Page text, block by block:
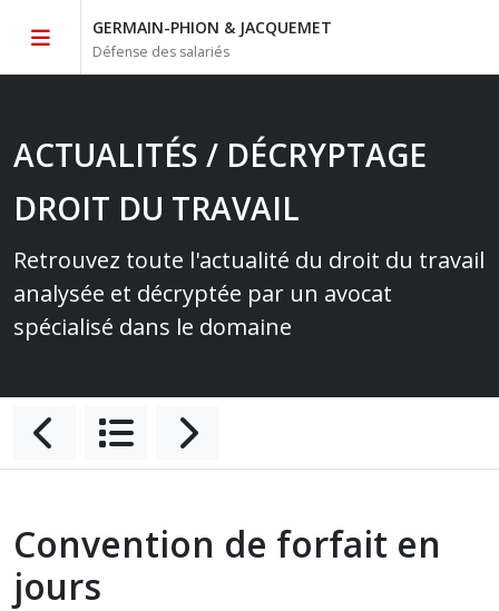
GERMAIN-PHION & JACQUEMET
Défense des salariés
ACTUALITÉS / DÉCRYPTAGE
DROIT DU TRAVAIL
Retrouvez toute l'actualité du droit du travail
analysée et décryptée par un avocat
spécialisé dans le domaine
Convention de forfait en
jours